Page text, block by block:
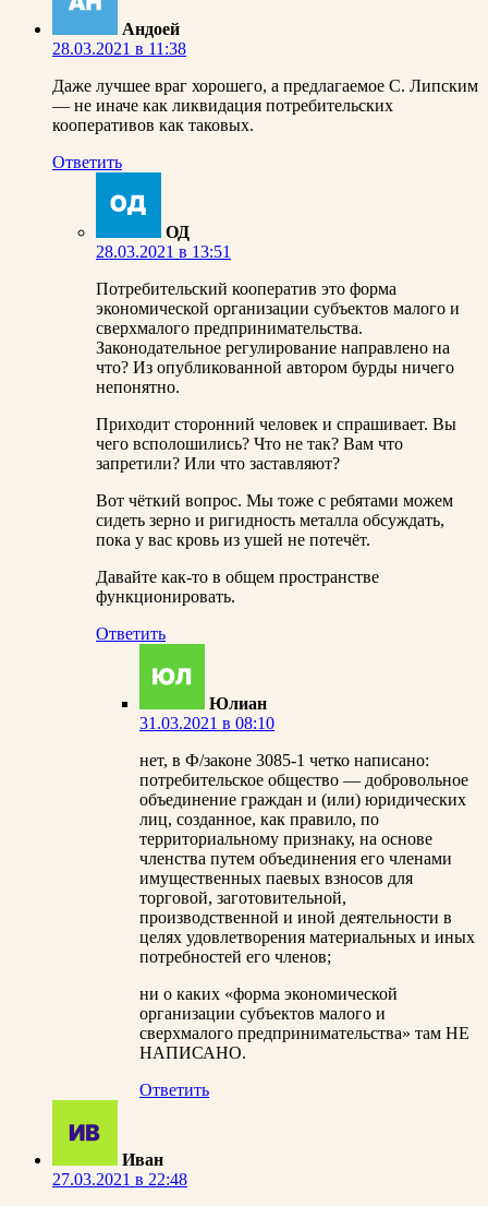
Андоей
28.03.2021 в 11:38
Даже лучшее враг хорошего, а предлагаемое С. Липским
— не иначе как ликвидация потребительских
кооперативов как таковых.
Ответить
ОД
28.03.2021 в 13:51
Потребительский кооператив это форма
экономической организации субъектов малого и
сверхмалого предпринимательства.
Законодательное регулирование направлено на
что? Из опубликованной автором бурды ничего
непонятно.
Приходит сторонний человек и спрашивает. Вы
чего всполошились? Что не так? Вам что
запретили? Или что заставляют?
Вот чёткий вопрос. Мы тоже с ребятами можем
сидеть зерно и ригидность металла обсуждать,
пока у вас кровь из ушей не потечёт.
Давайте как-то в общем пространстве
функционировать.
Ответить
Юлиан
31.03.2021 в 08:10
нет, в Ф/законе 3085-1 четко написано:
потребительское общество — добровольное
объединение граждан и (или) юридических
лиц, созданное, как правило, по
территориальному признаку, на основе
членства путем объединения его членами
имущественных паевых взносов для
торговой, заготовительной,
производственной и иной деятельности в
целях удовлетворения материальных и иных
потребностей его членов;
ни о каких «форма экономической
организации субъектов малого и
сверхмалого предпринимательства» там НЕ
НАПИСАНО.
Ответить
Иван
27.03.2021 в 22:48